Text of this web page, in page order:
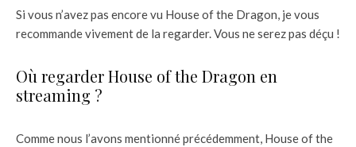
Si vous n’avez pas encore vu House of the Dragon, je vous
recommande vivement de la regarder. Vous ne serez pas déçu !
Où regarder House of the Dragon en
streaming ?
Comme nous l’avons mentionné précédemment, House of the